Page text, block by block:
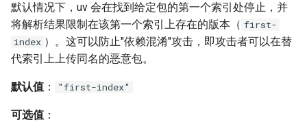
默认情况下，uv 会在找到给定包的第一个索引处停止，并
将解析结果限制在该第一个索引上存在的版本（ first-
index ）。这可以防止"依赖混淆"攻击，即攻击者可以在替
代索引上上传同名的恶意包。
默认值 ： "first-index"
可选值 ：